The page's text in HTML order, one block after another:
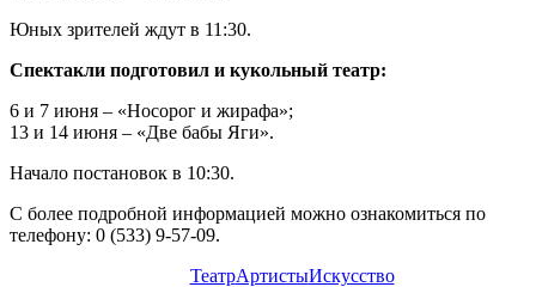
Юных зрителей ждут в 11:30.
Спектакли подготовил и кукольный театр:
6 и 7 июня – «Носорог и жирафа»;
13 и 14 июня – «Две бабы Яги».
Начало постановок в 10:30.
С более подробной информацией можно ознакомиться по
телефону: 0 (533) 9-57-09.
ТеатрАртистыИскусство